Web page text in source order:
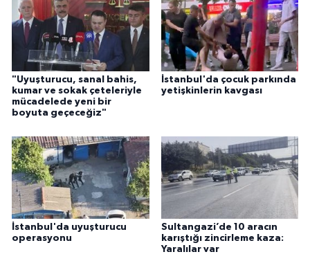
"Uyuşturucu, sanal bahis,
kumar ve sokak çeteleriyle
mücadelede yeni bir
boyuta geçeceğiz"
İstanbul'da çocuk parkında
yetişkinlerin kavgası
İstanbul'da uyuşturucu
operasyonu
Sultangazi’de 10 aracın
karıştığı zincirleme kaza:
Yaralılar var